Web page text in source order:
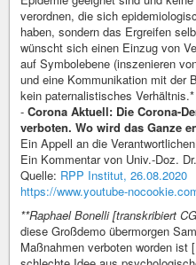
verordnen, die sich
haben, sondern das Ergreifen
wünscht sich einen Einzug von
auf Symbolebene (inszenieren
und eine Kommunikation mit der
kein paternalistisches Verhältnis.*
- Corona Aktuell: Die Corona-
verboten. Wo wird das Ganze
Ein Appell an die
Ein Kommentar von Univ.-Doz.
Quelle: RPP Institut, 26.08.2020
https://www.youtube-
**Raphael Bonelli [transkribiert
diese Großdemo übermorgen
Maßnahmen verboten worden